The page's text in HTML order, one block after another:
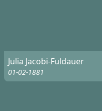
Julia Jacobi-Fuldauer
01-02-1881